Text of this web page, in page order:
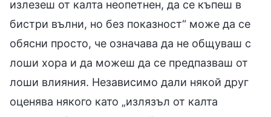
излезеш от калта неопетнен, да се къпеш в
бистри вълни, но без показност“ може да се
обясни просто, че означава да не общуваш с
лоши хора и да можеш да се предпазваш от
лоши влияния. Независимо дали някой друг
оценява някого като „излязъл от калта